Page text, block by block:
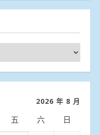
2026 年 8 月
五 六 日